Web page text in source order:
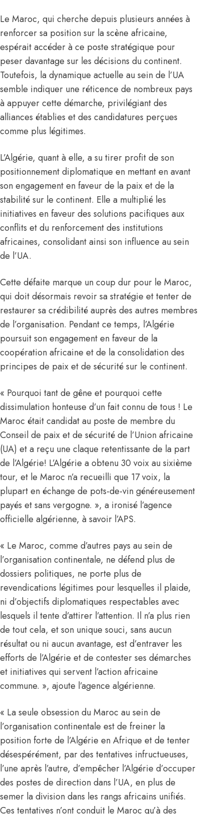
Le Maroc, qui cherche depuis plusieurs années à
renforcer sa position sur la scène africaine,
espérait accéder à ce poste stratégique pour
peser davantage sur les décisions du continent.
Toutefois, la dynamique actuelle au sein de l’UA
semble indiquer une réticence de nombreux pays
à appuyer cette démarche, privilégiant des
alliances établies et des candidatures perçues
comme plus légitimes.
L’Algérie, quant à elle, a su tirer profit de son
positionnement diplomatique en mettant en avant
son engagement en faveur de la paix et de la
stabilité sur le continent. Elle a multiplié les
initiatives en faveur des solutions pacifiques aux
conflits et du renforcement des institutions
africaines, consolidant ainsi son influence au sein
de l’UA.
Cette défaite marque un coup dur pour le Maroc,
qui doit désormais revoir sa stratégie et tenter de
restaurer sa crédibilité auprès des autres membres
de l’organisation. Pendant ce temps, l’Algérie
poursuit son engagement en faveur de la
coopération africaine et de la consolidation des
principes de paix et de sécurité sur le continent.
« Pourquoi tant de gêne et pourquoi cette
dissimulation honteuse d’un fait connu de tous ! Le
Maroc était candidat au poste de membre du
Conseil de paix et de sécurité de l’Union africaine
(UA) et a reçu une claque retentissante de la part
de l’Algérie! L’Algérie a obtenu 30 voix au sixième
tour, et le Maroc n’a recueilli que 17 voix, la
plupart en échange de pots-de-vin généreusement
payés et sans vergogne. », a ironisé l’agence
officielle algérienne, à savoir l’APS.
« Le Maroc, comme d’autres pays au sein de
l’organisation continentale, ne défend plus de
dossiers politiques, ne porte plus de
revendications légitimes pour lesquelles il plaide,
ni d’objectifs diplomatiques respectables avec
lesquels il tente d’attirer l’attention. Il n’a plus rien
de tout cela, et son unique souci, sans aucun
résultat ou ni aucun avantage, est d’entraver les
efforts de l’Algérie et de contester ses démarches
et initiatives qui servent l’action africaine
commune. », ajoute l’agence algérienne.
« La seule obsession du Maroc au sein de
l’organisation continentale est de freiner la
position forte de l’Algérie en Afrique et de tenter
désespérément, par des tentatives infructueuses,
l’une après l’autre, d’empêcher l’Algérie d’occuper
des postes de direction dans l’UA, en plus de
semer la division dans les rangs africains unifiés.
Ces tentatives n’ont conduit le Maroc qu’à des